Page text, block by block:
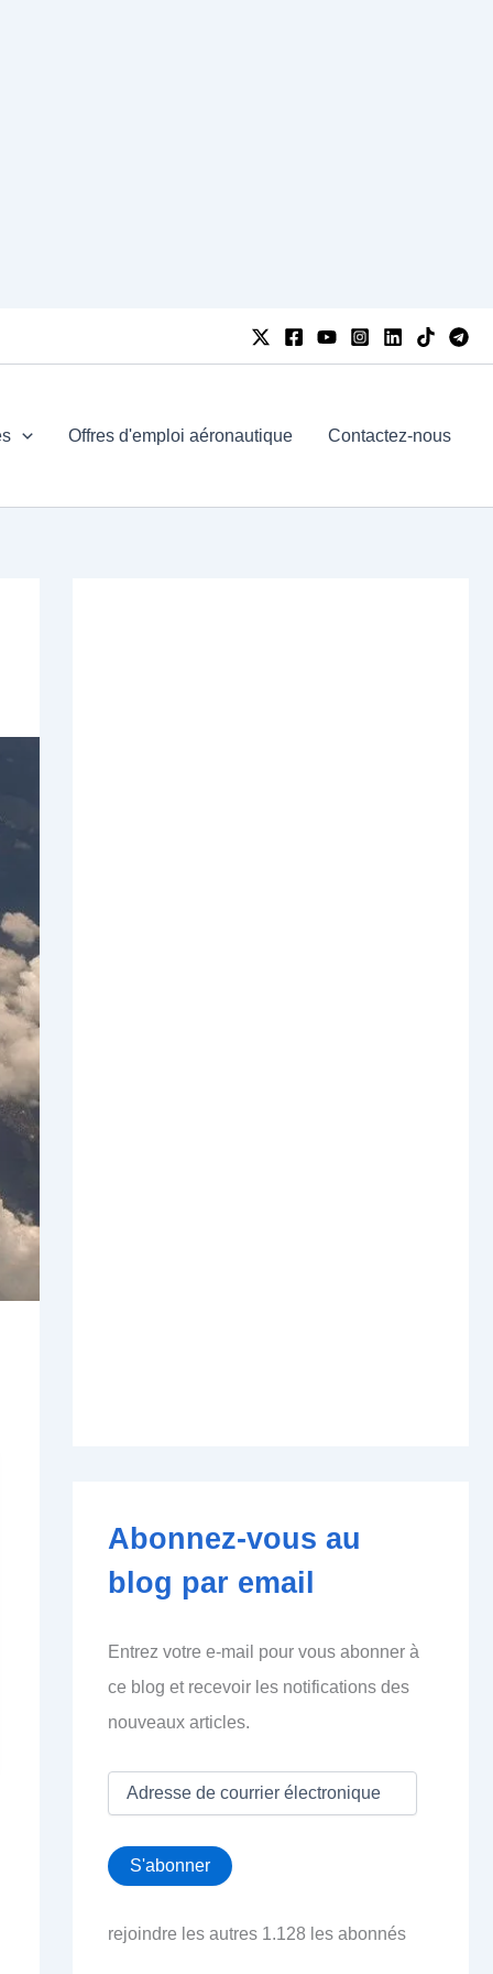
Offres d'emploi aéronautique Contactez-nous
Abonnez-vous au
blog par email
Entrez votre e-mail pour vous abonner à
ce blog et recevoir les notifications des
nouveaux articles.
e
s
d
S'abonner
rejoindre les autres 1.128 les abonnés